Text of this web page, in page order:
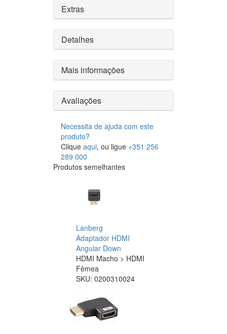
Extras
Detalhes
Mais informações
Avaliações
Necessita de ajuda com este
produto?
Clique aqui, ou ligue +351 256
289 000
Produtos semelhantes
Lanberg
Adaptador HDMI
Angular Down
HDMI Macho > HDMI
Fêmea
SKU: 0200310024